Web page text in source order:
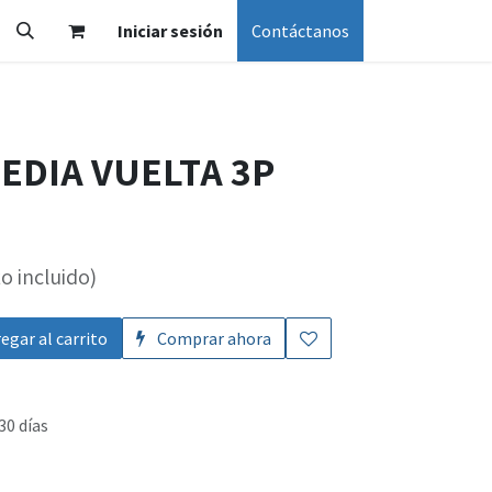
Iniciar sesión Contáctanos
VUELTA 3P
incluido)
al carrito Comprar ahora
días